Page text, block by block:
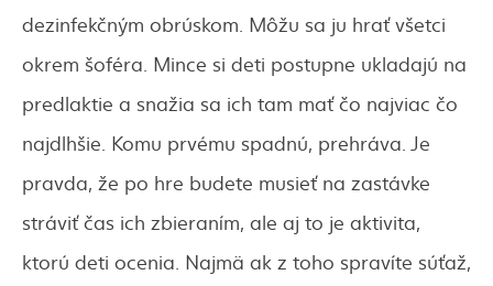
dezinfekčným obrúskom. Môžu sa ju hrať všetci
okrem šoféra. Mince si deti postupne ukladajú na
predlaktie a snažia sa ich tam mať čo najviac čo
najdlhšie. Komu prvému spadnú, prehráva. Je
pravda, že po hre budete musieť na zastávke
stráviť čas ich zbieraním, ale aj to je aktivita,
ktorú deti ocenia. Najmä ak z toho spravíte súťaž,